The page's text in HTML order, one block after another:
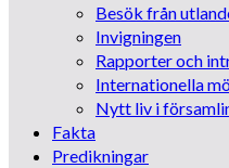
Besök från
Invigningen
Rapporter och
Internationella
Nytt liv i
Fakta
Predikningar